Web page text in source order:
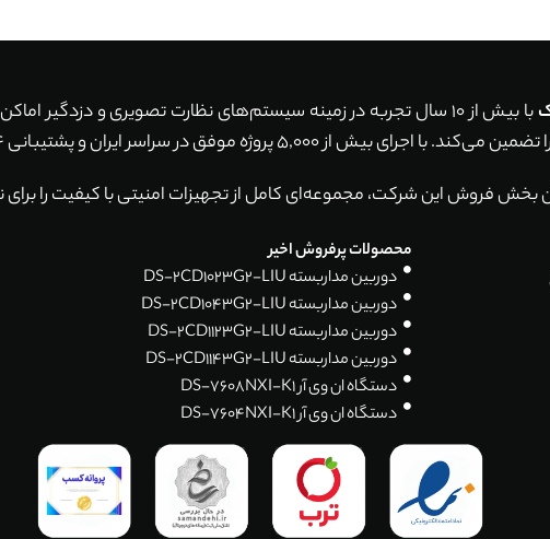
با بیش از 10 سال تجربه در زمینه سیستم‌های نظارت تصویری و دزدگیر
سراسر ایران و پشتیبانی 24 ساعته، همواره آماده خدمت‌رسانی به شما هستیم.
بخش فروش این شرکت، مجموعه‌ای کامل از تجهیزات امنیتی با کیفیت را
محصولات پرفروش اخیر
دوربین مداربسته DS-2CD1023G2-LIU
دوربین مداربسته DS-2CD1043G2-LIU
دوربین مداربسته DS-2CD1123G2-LIU
دوربین مداربسته DS-2CD1143G2-LIU
دستگاه ان وی آر DS-7608NXI-K1
دستگاه ان وی آر DS-7604NXI-K1